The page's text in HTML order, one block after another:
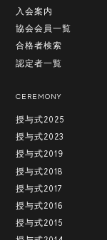
入会案内
協会会員一覧
合格者検索
認定者一覧
CEREMONY
授与式2025
授与式2023
授与式2019
授与式2018
授与式2017
授与式2016
授与式2015